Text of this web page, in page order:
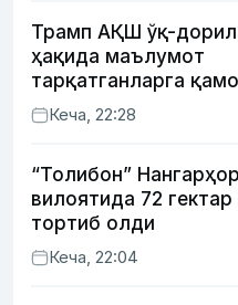
Трамп АҚШ ўқ-
ҳақида маълумот
тарқатганларга
таҳдид қилди
Кеча, 22:28
“Толибон” Нангарҳор
вилоятида 72 гектар
тортиб олди
Кеча, 22:04